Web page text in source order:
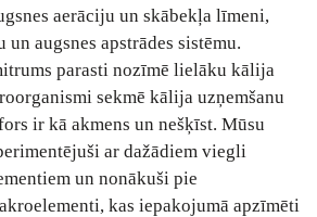
aerāciju un skābekļa līmeni,
un augsnes apstrādes sistēmu.
parasti nozīmē lielāku kālija
sekmē kālija uzņemšanu
ir kā akmens un nešķīst. Mūsu
ar dažādiem viegli
un nonākuši pie
kas iepakojumā apzīmēti